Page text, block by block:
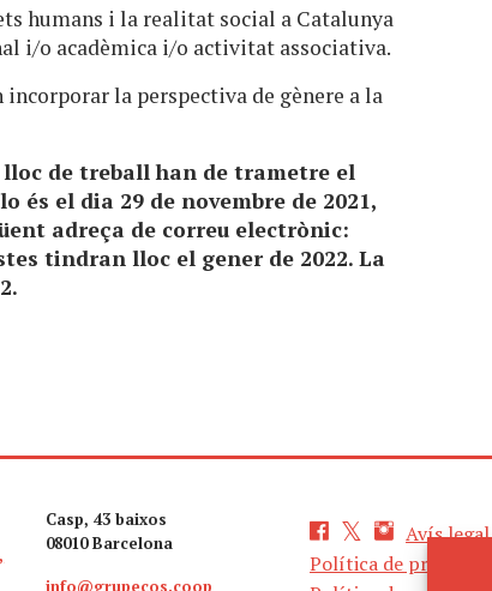
humans i la realitat social a Catalunya
i/o acadèmica i/o activitat associativa.
la perspectiva de gènere a la
lloc de treball han de trametre el
el dia 29 de novembre de 2021,
adreça de correu electrònic:
tindran lloc el gener de 2022. La
Casp, 43 baixos
08010 Barcelona
info@grupecos.coop
Avís legal
Política de privacitat